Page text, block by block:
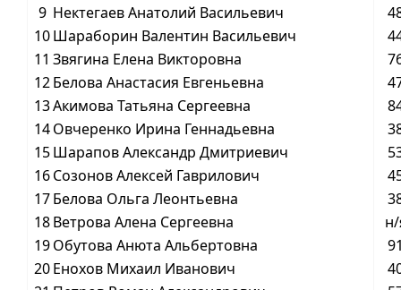
9 Нектегаев Анатолий Васильевич
10Шараборин Валентин Васильевич
11 Звягина Елена Викторовна
12Белова Анастасия Евгеньевна
13Акимова Татьяна Сергеевна
14Овчеренко Ирина Геннадьевна
15Шарапов Александр Дмитриевич
16Созонов Алексей Гаврилович
17Белова Ольга Леонтьевна
18Ветрова Алена Сергеевна
19Обутова Анюта Альбертовна
20Енохов Михаил Иванович